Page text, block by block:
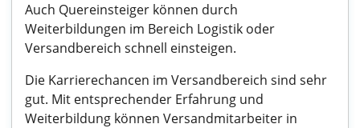
Auch Quereinsteiger können durch
Weiterbildungen im Bereich Logistik oder
Versandbereich schnell einsteigen.
Die Karrierechancen im Versandbereich sind sehr
gut. Mit entsprechender Erfahrung und
Weiterbildung können Versandmitarbeiter in